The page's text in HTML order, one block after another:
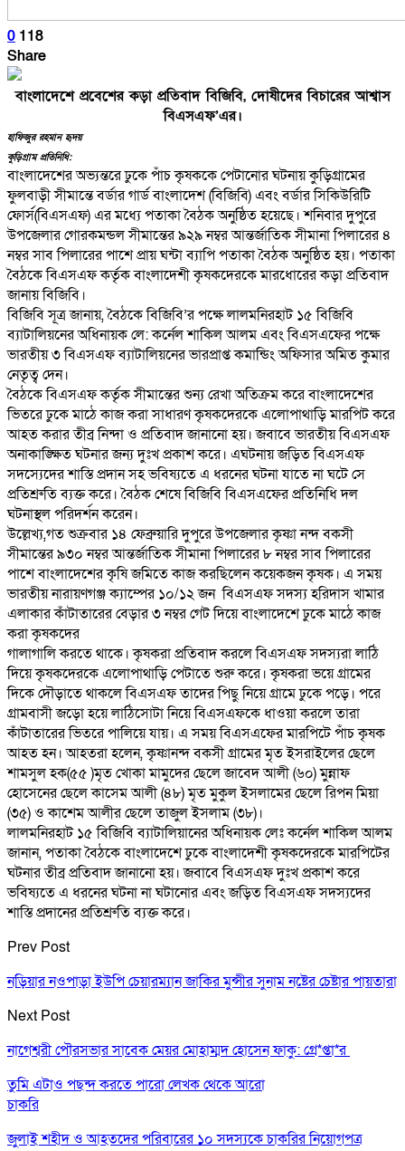
0 118
Share
বাংলাদেশে প্রবেশের কড়া প্রতিবাদ বিজিবি, দোষীদের বিচারের আশ্বাস
বিএসএফ’এর।
হাফিজুর রহমান হৃদয়
কুড়িগ্রাম প্রতিনিধি:
বাংলাদেশের অভ্যন্তরে ঢুকে পাঁচ কৃষককে পেটানোর ঘটনায় কুড়িগ্রামের
ফুলবাড়ী সীমান্তে বর্ডার গার্ড বাংলাদেশ (বিজিবি) এবং বর্ডার সিকিউরিটি
ফোর্স(বিএসএফ) এর মধ্যে পতাকা বৈঠক অনুষ্ঠিত হয়েছে। শনিবার দুপুরে
উপজেলার গোরকমন্ডল সীমান্তের ৯২৯ নম্বর আন্তর্জাতিক সীমানা পিলারের ৪
নম্বর সাব পিলারের পাশে প্রায় ঘন্টা ব্যাপি পতাকা বৈঠক অনুষ্ঠিত হয়। পতাকা
বৈঠকে বিএসএফ কর্তৃক বাংলাদেশী কৃষকদেরকে মারধোরের কড়া প্রতিবাদ
জানায় বিজিবি।
বিজিবি সূত্র জানায়, বৈঠকে বিজিবি’র পক্ষে লালমনিরহাট ১৫ বিজিবি
ব্যাটালিয়নের অধিনায়ক লে: কর্নেল শাকিল আলম এবং বিএসএফের পক্ষে
ভারতীয় ৩ বিএসএফ ব্যাটালিয়নের ভারপ্রাপ্ত কমান্ডিং অফিসার অমিত কুমার
নেতৃত্ব দেন।
বৈঠকে বিএসএফ কর্তৃক সীমান্তের শুন্য রেখা অতিক্রম করে বাংলাদেশের
ভিতরে ঢুকে মাঠে কাজ করা সাধারণ কৃষকদেরকে এলোপাথাড়ি মারপিট করে
আহত করার তীব্র নিন্দা ও প্রতিবাদ জানানো হয়। জবাবে ভারতীয় বিএসএফ
অনাকাঙ্ক্ষিত ঘটনার জন্য দুঃখ প্রকাশ করে। এঘটনায় জড়িত বিএসএফ
সদস্যেদের শাস্তি প্রদান সহ ভবিষ্যতে এ ধরনের ঘটনা যাতে না ঘটে সে
প্রতিশ্রুতি ব্যক্ত করে। বৈঠক শেষে বিজিবি বিএসএফের প্রতিনিধি দল
ঘটনাস্থল পরিদর্শন করেন।
উল্লেখ্য,গত শুক্রবার ১৪ ফেব্রুয়ারি দুপুরে উপজেলার কৃষ্ণা নন্দ বকসী
সীমান্তের ৯৩০ নম্বর আন্তর্জাতিক সীমানা পিলারের ৮ নম্বর সাব পিলারের
পাশে বাংলাদেশের কৃষি জমিতে কাজ করছিলেন কয়েকজন কৃষক। এ সময়
ভারতীয় নারায়ণগঞ্জ ক্যাম্পের ১০/১২ জন বিএসএফ সদস্য হরিদাস খামার
এলাকার কাঁটাতারের বেড়ার ৩ নম্বর গেট দিয়ে বাংলাদেশে ঢুকে মাঠে কাজ
করা কৃষকদের
গালাগালি করতে থাকে। কৃষকরা প্রতিবাদ করলে বিএসএফ সদস্যরা লাঠি
দিয়ে কৃষকদেরকে এলোপাথাড়ি পেটাতে শুরু করে। কৃষকরা ভয়ে গ্রামের
দিকে দৌড়াতে থাকলে বিএসএফ তাদের পিছু নিয়ে গ্রামে ঢুকে পড়ে। পরে
গ্রামবাসী জড়ো হয়ে লাঠিসোটা নিয়ে বিএসএফকে ধাওয়া করলে তারা
কাঁটাতারের ভিতরে পালিয়ে যায়। এ সময় বিএসএফের মারপিটে পাঁচ কৃষক
আহত হন। আহতরা হলেন, কৃষ্ণানন্দ বকসী গ্রামের মৃত ইসরাইলের ছেলে
শামসুল হক(৫৫ )মৃত খোকা মামুদের ছেলে জাবেদ আলী (৬০) মুন্নাফ
হোসেনের ছেলে কাসেম আলী (৪৮) মৃত মুকুল ইসলামের ছেলে রিপন মিয়া
(৩৫) ও কাশেম আলীর ছেলে তাজুল ইসলাম (৩৮)।
লালমনিরহাট ১৫ বিজিবি ব্যাটালিয়ানের অধিনায়ক লেঃ কর্নেল শাকিল আলম
জানান, পতাকা বৈঠকে বাংলাদেশে ঢুকে বাংলাদেশী কৃষকদেরকে মারপিটের
ঘটনার তীব্র প্রতিবাদ জানানো হয়। জবাবে বিএসএফ দুঃখ প্রকাশ করে
ভবিষ্যতে এ ধরনের ঘটনা না ঘটানোর এবং জড়িত বিএসএফ সদস্যদের
শাস্তি প্রদানের প্রতিশ্রুতি ব্যক্ত করে।
Prev Post
নড়িয়ার নওপাড়া ইউপি চেয়ারম্যান জাকির মুন্সীর সুনাম নষ্টের চেষ্টার পায়তারা
Next Post
নাগেশ্বরী পৌরসভার সাবেক মেয়র মোহাম্মদ হোসেন ফাকু: গ্রে*প্তা*র
তুমি এটাও পছন্দ করতে পারোলেখক থেকে আরো
চাকরি
জুলাই শহীদ ও আহতদের পরিবারের ১০ সদস্যকে চাকরির নিয়োগপত্র